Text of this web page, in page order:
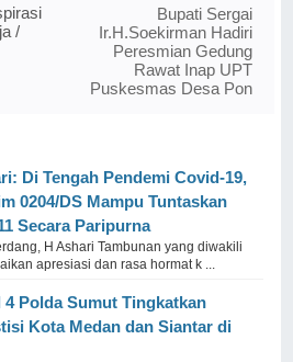
/
Bupati Sergai
Ir.H.Soekirman Hadiri
Peresmian Gedung
Rawat Inap UPT
Puskesmas Desa Pon
Di Tengah Pendemi Covid-19,
0204/DS Mampu Tuntaskan
Secara Paripurna
H Ashari Tambunan yang diwakili
apresiasi dan rasa hormat k ...
4 Polda Sumut Tingkatkan
Kota Medan dan Siantar di